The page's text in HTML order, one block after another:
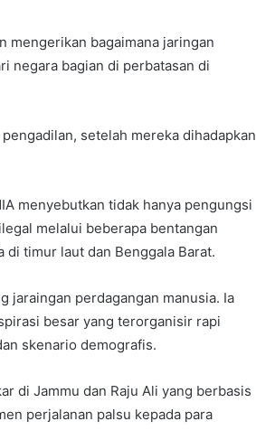
mengerikan bagaimana jaringan
negara bagian di perbatasan di
setelah mereka dihadapkan
menyebutkan tidak hanya pengungsi
melalui beberapa bentangan
timur laut dan Benggala Barat.
jaraingan perdagangan manusia. Ia
besar yang terorganisir rapi
skenario demografis.
di Jammu dan Raju Ali yang berbasis
perjalanan palsu kepada para